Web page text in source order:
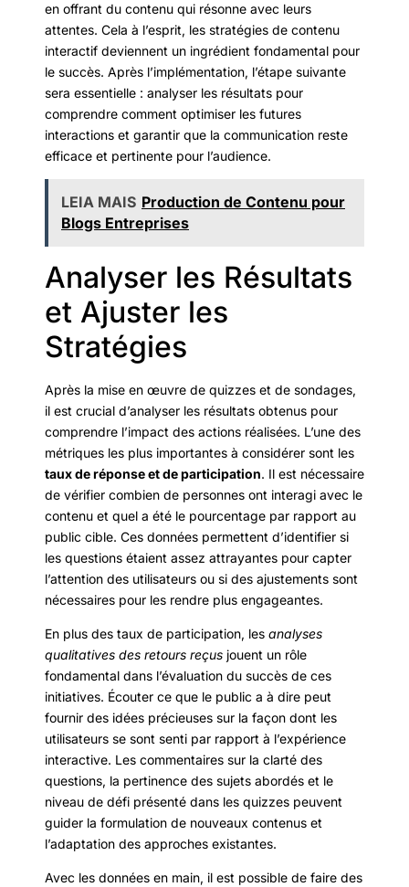
en offrant du contenu qui résonne avec leurs
attentes. Cela à l’esprit, les stratégies de contenu
interactif deviennent un ingrédient fondamental pour
le succès. Après l’implémentation, l’étape suivante
sera essentielle : analyser les résultats pour
comprendre comment optimiser les futures
interactions et garantir que la communication reste
efficace et pertinente pour l’audience.
LEIA MAIS Production de Contenu pour
Blogs Entreprises
Analyser les Résultats
et Ajuster les
Stratégies
Après la mise en œuvre de quizzes et de sondages,
il est crucial d’analyser les résultats obtenus pour
comprendre l’impact des actions réalisées. L’une des
métriques les plus importantes à considérer sont les
taux de réponse et de participation. Il est nécessaire
de vérifier combien de personnes ont interagi avec le
contenu et quel a été le pourcentage par rapport au
public cible. Ces données permettent d’identifier si
les questions étaient assez attrayantes pour capter
l’attention des utilisateurs ou si des ajustements sont
nécessaires pour les rendre plus engageantes.
En plus des taux de participation, les analyses
qualitatives des retours reçus jouent un rôle
fondamental dans l’évaluation du succès de ces
initiatives. Écouter ce que le public a à dire peut
fournir des idées précieuses sur la façon dont les
utilisateurs se sont senti par rapport à l’expérience
interactive. Les commentaires sur la clarté des
questions, la pertinence des sujets abordés et le
niveau de défi présenté dans les quizzes peuvent
guider la formulation de nouveaux contenus et
l’adaptation des approches existantes.
Avec les données en main, il est possible de faire des